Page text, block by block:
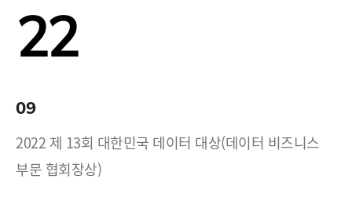
22
09
2022 제 13회 대한민국 데이터 대상(데이터 비즈니스
부문 협회장상)